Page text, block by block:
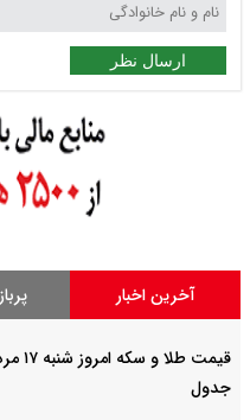
پربازدیدترین
قیمت طلا و سکه امروز